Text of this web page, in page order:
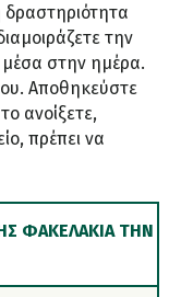
την
στην ημέρα.
Αποθηκεύστε
ανοίξετε,
πρέπει να
ΦΑΚΕΛΆΚΙΑ ΤΗΝ